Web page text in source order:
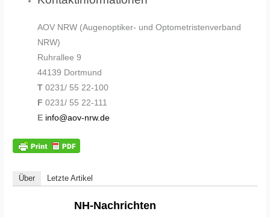
AOV NRW (Augenoptiker- und Optometristenverband
NRW)
Ruhrallee 9
44139 Dortmund
T 0231/ 55 22-100
F 0231/ 55 22-111
E info@aov-nrw.de
Über Letzte Artikel
NH-Nachrichten